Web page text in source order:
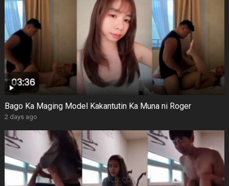
Bago Ka Maging Model Kakantutin Ka Muna ni Roger
2 days ago